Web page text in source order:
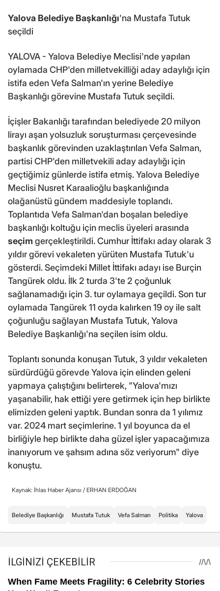
Yalova Belediye Başkanlığı'na Mustafa Tutuk
seçildi
YALOVA - Yalova Belediye Meclisi'nde yapılan
oylamada CHP'den milletvekilliği aday adaylığı için
istifa eden Vefa Salman'ın yerine Belediye
Başkanlığı görevine Mustafa Tutuk seçildi.
İçişler Bakanlığı tarafından belediyede 20 milyon
lirayı aşan yolsuzluk soruşturması çerçevesinde
başkanlık görevinden uzaklaştırılan Vefa Salman,
partisi CHP'den milletvekili aday adaylığı için
geçtiğimiz günlerde istifa etmiş. Yalova Belediye
Meclisi Nusret Karaalioğlu başkanlığında
olağanüstü gündem maddesiyle toplandı.
Toplantıda Vefa Salman'dan boşalan belediye
başkanlığı koltuğu için meclis üyeleri arasında
seçim gerçekleştirildi. Cumhur İttifakı aday olarak 3
yıldır görevi vekaleten yürüten Mustafa Tutuk'u
gösterdi. Seçimdeki Millet İttifakı adayı ise Burçin
Tangürek oldu. İlk 2 turda 3'te 2 çoğunluk
sağlanamadığı için 3. tur oylamaya geçildi. Son tur
oylamada Tangürek 11 oyda kalırken 19 oy ile salt
çoğunluğu sağlayan Mustafa Tutuk, Yalova
Belediye Başkanlığı'na seçilen isim oldu.
Toplantı sonunda konuşan Tutuk, 3 yıldır vekaleten
sürdürdüğü görevde Yalova için elinden geleni
yapmaya çalıştığını belirterek, "Yalova'mızı
yaşanabilir, hak ettiği yere getirmek için hep birlikte
elimizden geleni yaptık. Bundan sonra da 1 yılımız
var. 2024 mart seçimlerine. 1 yıl boyunca da el
birliğiyle hep birlikte daha güzel işler yapacağımıza
inanıyorum ve şahsım adına söz veriyorum" diye
konuştu.
Kaynak: İhlas Haber Ajansı / ERHAN ERDOĞAN
Belediye Başkanlığı Mustafa Tutuk Vefa Salman Politika Yalova